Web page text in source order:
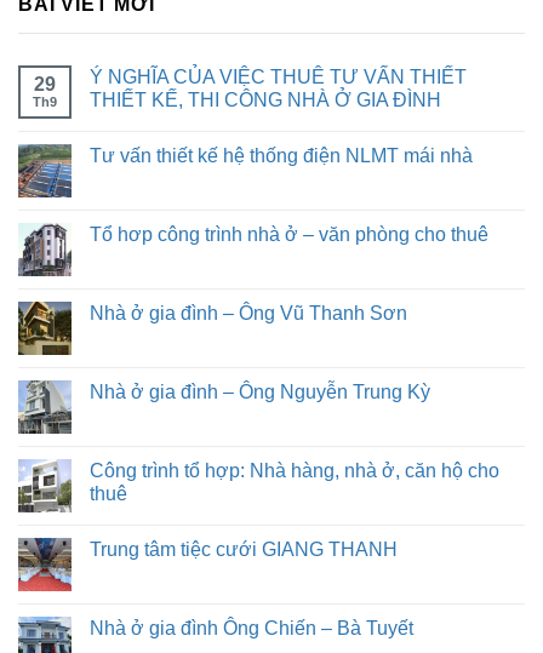
BÀI VIẾT MỚI
29
Th9
Ý NGHĨA CỦA VIỆC THUÊ TƯ VẤN THIẾT
THIẾT KẾ, THI CÔNG NHÀ Ở GIA ĐÌNH
Tư vấn thiết kế hệ thống điện NLMT mái nhà
Tổ hơp công trình nhà ở – văn phòng cho thuê
Nhà ở gia đình – Ông Vũ Thanh Sơn
Nhà ở gia đình – Ông Nguyễn Trung Kỳ
Công trình tổ hợp: Nhà hàng, nhà ở, căn hộ cho
thuê
Trung tâm tiệc cưới GIANG THANH
Nhà ở gia đình Ông Chiến – Bà Tuyết